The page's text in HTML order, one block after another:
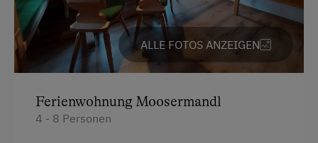
Am Betrieb
Ab-Hof-Verkauf
Garten/Wiese
ALLE FOTOS ANZEIGEN
Ferienwohnung Moosermandl
4 - 8 Personen